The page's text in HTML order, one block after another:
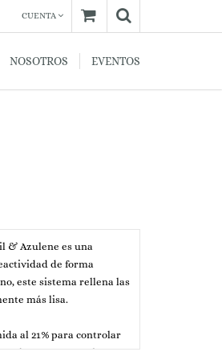
CUENTA
NOSOTROS EVENTOS
& Azulene es una
de forma
este sistema rellena las
más lisa.
al 21% para controlar
de "efecto porcelana"